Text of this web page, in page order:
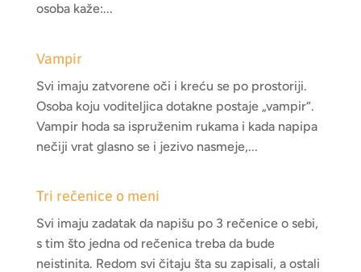
osoba kaže:...
Vampir
Svi imaju zatvorene oči i kreću se po prostoriji.
Osoba koju voditeljica dotakne postaje „vampir“.
Vampir hoda sa ispruženim rukama i kada napipa
nečiji vrat glasno se i jezivo nasmeje,...
Tri rečenice o meni
Svi imaju zadatak da napišu po 3 rečenice o sebi,
s tim što jedna od rečenica treba da bude
neistinita. Redom svi čitaju šta su zapisali, a ostali